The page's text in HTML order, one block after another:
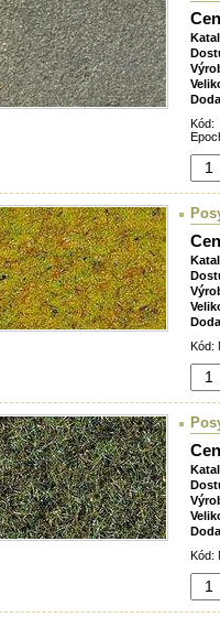
Kód:
Kód:
Kód: